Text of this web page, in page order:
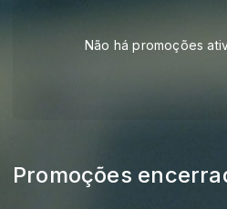
Não há promoções
Promoções